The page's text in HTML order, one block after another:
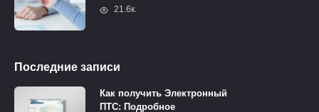
21.6к.
Последние записи
Как получить Электронный
ПТС: Подробное